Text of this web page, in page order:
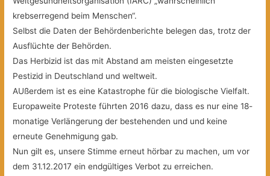
krebserregend beim Menschen“.
Selbst die Daten der Behördenberichte belegen das, trotz der
Ausflüchte der Behörden.
Das Herbizid ist das mit Abstand am meisten eingesetzte
Pestizid in Deutschland und weltweit.
AUßerdem ist es eine Katastrophe für die biologische Vielfalt.
Europaweite Proteste führten 2016 dazu, dass es nur eine 18-
monatige Verlängerung der bestehenden und und keine
erneute Genehmigung gab.
Nun gilt es, unsere Stimme erneut hörbar zu machen, um vor
dem 31.12.2017 ein endgültiges Verbot zu erreichen.